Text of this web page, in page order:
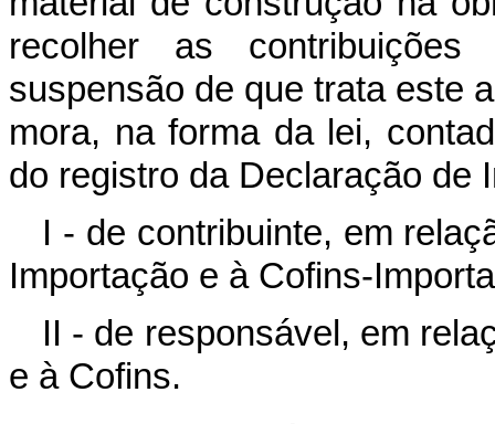
recolher as
suspensão de que trata este
mora, na forma da lei,
do registro da Declaração de
I - de contribuinte, em
Importação e à Cofins-
II - de responsável, em
e à Cofins.